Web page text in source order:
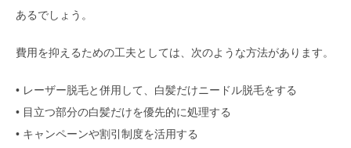
あるでしょう。
費用を抑えるための工夫としては、次のような方法があります。
• レーザー脱毛と併用して、白髪だけニードル脱毛をする
• 目立つ部分の白髪だけを優先的に処理する
• キャンペーンや割引制度を活用する